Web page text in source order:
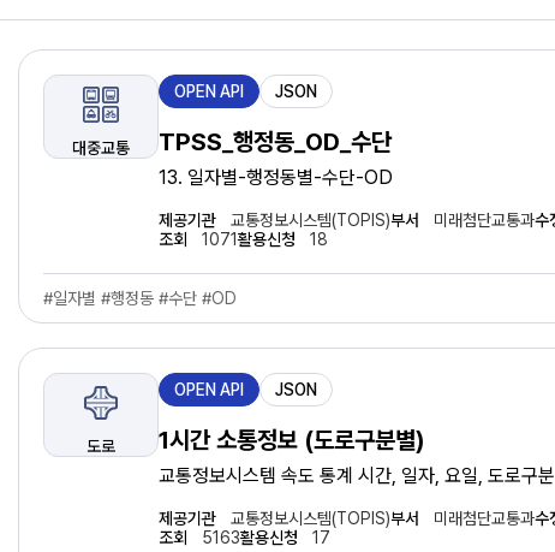
대중교통
제
공
유
형
OPEN API JSON
TPSS_행정동_OD_수단
13. 일자별-행정동별-수단-OD
제공기관 교통정보시스템(TOPIS)부서 미래첨단교통과수
조회
1071활용신청 18
#일자별 #행정동 #수단 #OD
도로
제
공
유
형
OPEN API JSON
1시간 소통정보 (도로구분별)
교통정보시스템 속도 통계 시간, 일자, 요일, 도로구
제공기관 교통정보시스템(TOPIS)부서 미래첨단교통과수
조회
5163활용신청 17